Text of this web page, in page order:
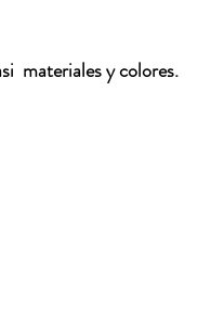
materiales y colores.